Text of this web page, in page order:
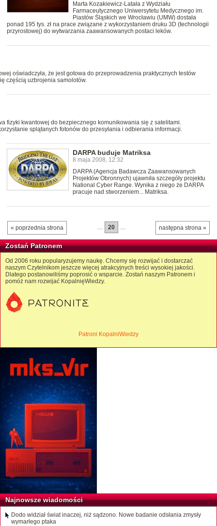
Marta Kozakiewicz-Latała z Wydziału
Farmaceutycznego Uniwersytetu Medycznego im.
Piastów Śląskich we Wrocławiu (UMW) dostała
ponad 195 tys. zł na prace związane z wykorzystaniem druku 3D (technologii
przyrostowej) do wytwarzania zaawansowanych postaci leków.
oświadczyła, że jest gotowa do przeprowadzenia praktycznych testów
częścią uzbrojenia samolotów.
fizyki kwantowej do bezpiecznego komunikowania się z satelitami.
splątanych fotonów do przesyłania i odbierania informacji.
DARPA buduje Matriksa
8 maja 2008, 12:32
DARPA (Agencja Badawcza Zaawansowanych
Projektów Obronnych) ujawniła szczegóły projektu
National Cyber Range. Wynika z niego że DARPA
pracuje nad stworzeniem... Matriksa.
« poprzednia strona następna strona »
… 20 …
Zostań Patronem
Od 2006 roku popularyzujemy naukę. Chcemy się rozwijać i dostarczać
naszym Czytelnikom jeszcze więcej atrakcyjnych treści wysokiej jakości.
Dlatego postanowiliśmy poprosić o wsparcie. Zostań naszym Patronem i
pomóż nam rozwijać KopalnięWiedzy.
Patroni KopalniWiedzy
Najnowsze wiadomości
Dodo widział świat inaczej, niż sądzono. Nowe badanie odsłania zmysły
wymarłego ptaka